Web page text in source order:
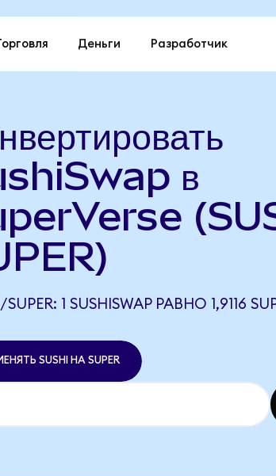
Деньги Разработчик
в
SUPER: 1 SUSHISWAP РАВНО 1,9116
SUSHI НА SUPER